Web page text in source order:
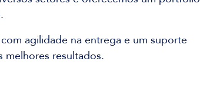
agilidade na entrega e um suporte
resultados.